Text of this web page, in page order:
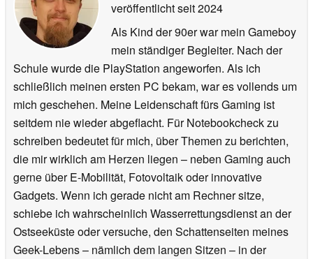
veröffentlichtseit 2024
Als Kind der 90er war mein Gameboy
mein ständiger Begleiter. Nach der
Schule wurde die PlayStation angeworfen. Als ich
schließlich meinen ersten PC bekam, war es vollends um
mich geschehen. Meine Leidenschaft fürs Gaming ist
seitdem nie wieder abgeflacht. Für Notebookcheck zu
schreiben bedeutet für mich, über Themen zu berichten,
die mir wirklich am Herzen liegen – neben Gaming auch
gerne über E-Mobilität, Fotovoltaik oder innovative
Gadgets. Wenn ich gerade nicht am Rechner sitze,
schiebe ich wahrscheinlich Wasserrettungsdienst an der
Ostseeküste oder versuche, den Schattenseiten meines
Geek-Lebens – nämlich dem langen Sitzen – in der